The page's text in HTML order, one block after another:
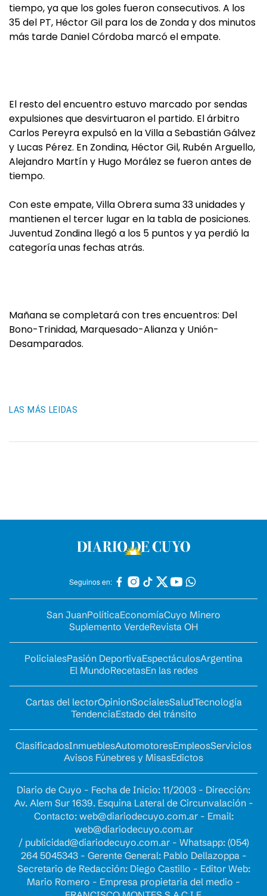
tiempo, ya que los goles fueron consecutivos. A los
35 del PT, Héctor Gil para los de Zonda y dos minutos
más tarde Daniel Córdoba marcó el empate.
El resto del encuentro estuvo marcado por sendas
expulsiones que desvirtuaron el partido. El árbitro
Carlos Pereyra expulsó en la Villa a Sebastián Gálvez
y Lucas Pérez. En Zondina, Héctor Gil, Rubén Arguello,
Alejandro Martín y Hugo Morález se fueron antes de
tiempo.
Con este empate, Villa Obrera suma 33 unidades y
mantienen el tercer lugar en la tabla de posiciones.
Juventud Zondina llegó a los 5 puntos y ya perdió la
categoría unas fechas atrás.
Mañana se completará con tres encuentros: Del
Bono-Trinidad, Marquesado-Alianza y Unión-
Desamparados.
LAS MÁS LEIDAS
Seguinos en:
San JuanPolíticaEconomíaCuyo Minero
Suplemento VerdeRevista OH
PolicialesPasión DeportivaEspectáculosArgentina
El MundoRecetasEn las redes
Cartas del lectorOpinionSocialesSaludTecnología
TendenciaEstado del tránsito
ClasificadosInmueblesAutomotoresEmpleosServicios
Avisos Fúnebres y MisasEdictos
Diario de Cuyo - Fecha de Inicio: 11/2003 - Dirección:
Av. Alem Sur 1639. Esquina Lateral de Circunvalación -
Contacto: web@diariodecuyo.com.ar- Email:
web@diariodecuyo.com.ar
/ publicidad@diariodecuyo.com.ar- Whatsapp: (054)
264 5045343 - Gerente General: Pablo Dellazoppa -
Secretario de Redacción: Diego Castillo - Editor Web:
Mario Romero - Empresa propietaria del medio -